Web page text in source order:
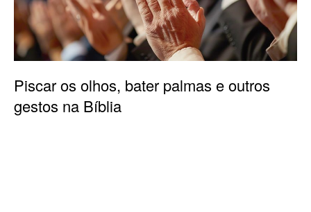
Piscar os olhos, bater palmas e outros
gestos na Bíblia